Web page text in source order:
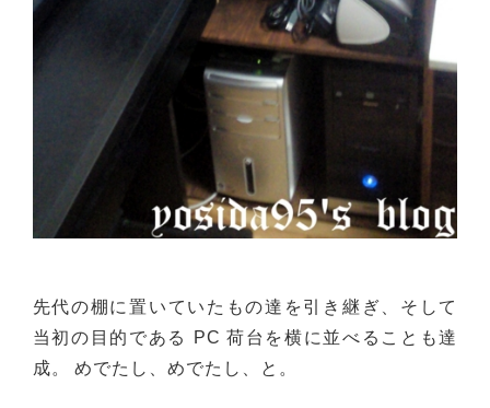
先代の棚に置いていたもの達を引き継ぎ、そして
当初の目的である PC 荷台を横に並べることも達
成。 めでたし、めでたし、と。